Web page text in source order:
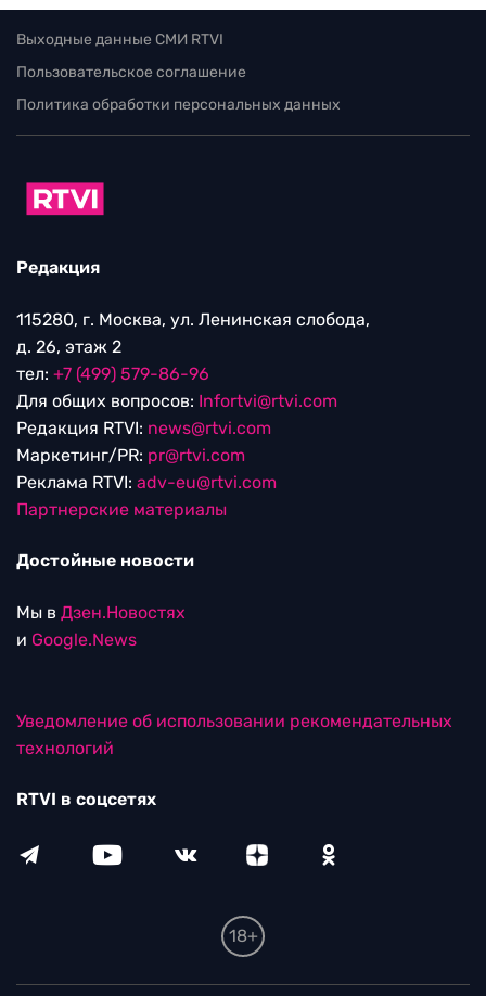
Выходные данные СМИ RTVI
Пользовательское соглашение
Политика обработки персональных данных
Редакция
115280, г. Москва, ул. Ленинская слобода,
д. 26, этаж 2
тел: +7 (499) 579-86-96
Для общих вопросов: Infortvi@rtvi.com
Редакция RTVI: news@rtvi.com
Маркетинг/PR: pr@rtvi.com
Реклама RTVI: adv-eu@rtvi.com
Партнерские материалы
Достойные новости
Мы в Дзен.Новостях
и Google.News
Уведомление об использовании рекомендательных
технологий
RTVI в соцсетях
18+